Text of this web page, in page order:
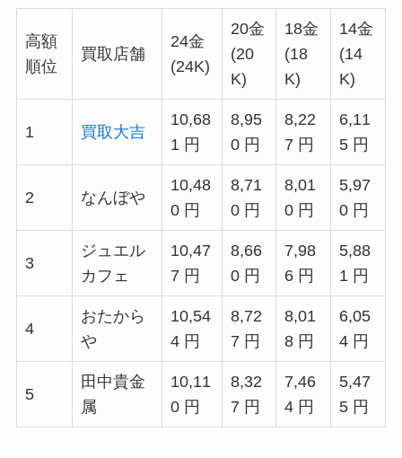
高額
順位
買取店舗
24金
(24K)
20金
(20
K)
18金
(18
K)
14金
(14
K)
1 買取大吉
10,68
1 円
8,95
0 円
8,22
7 円
6,11
5 円
2 なんぼや
10,48
0 円
8,71
0 円
8,01
0 円
5,97
0 円
3
ジュエル
カフェ
10,47
7 円
8,66
0 円
7,98
6 円
5,88
1 円
4
おたから
や
10,54
4 円
8,72
7 円
8,01
8 円
6,05
4 円
5
田中貴金
属
10,11
0 円
8,32
7 円
7,46
4 円
5,47
5 円